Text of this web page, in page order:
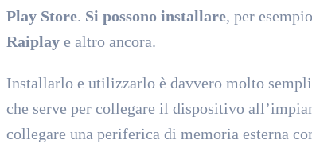
Play Store. Si possono installare, per
Raiplay e altro ancora.
Installarlo e utilizzarlo è davvero molto
che serve per collegare il dispositivo
collegare una periferica di memoria esterna